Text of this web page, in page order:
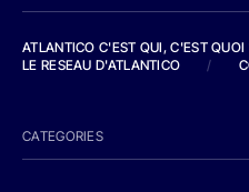
ATLANTICO C'EST QUI, C'EST QUOI
LE RESEAU D'ATLANTICO
/
CATEGORIES